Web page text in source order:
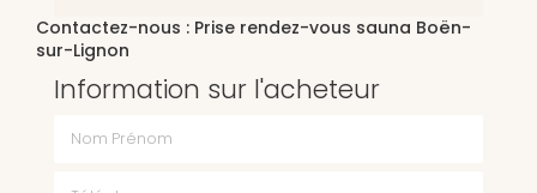
Contactez-nous : Prise rendez-vous sauna Boën-
sur-Lignon
Information sur l'acheteur